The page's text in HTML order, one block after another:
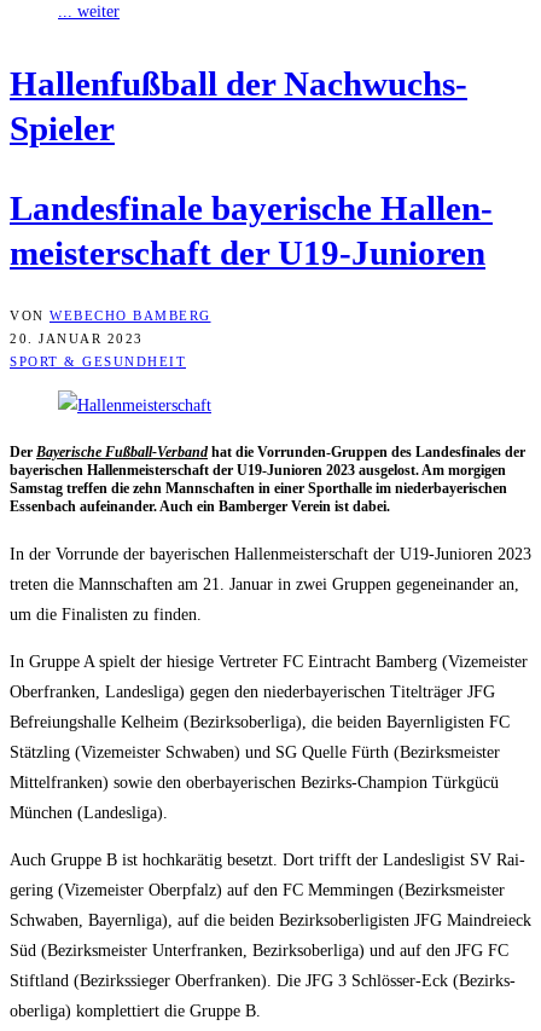
... weiter
Hal­len­fuß­ball der Nachwuchs-
Spieler
Lan­des­fi­na­le baye­ri­sche Hal­len­
meis­ter­schaft der U19-Junioren
VON WEBECHO BAMBERG
20. JANUAR 2023
SPORT & GESUNDHEIT
Der Baye­ri­sche Fuß­ball-Ver­band hat die Vor­run­den-Grup­pen des Lan­des­fi­na­les der
baye­ri­schen Hal­len­meis­ter­schaft der U19-Junio­ren 2023 aus­ge­lost. Am mor­gi­gen
Sams­tag tref­fen die zehn Mann­schaf­ten in einer Sport­hal­le im nie­der­baye­ri­schen
Essen­bach auf­ein­an­der. Auch ein Bam­ber­ger Ver­ein ist dabei.
In der Vor­run­de der baye­ri­schen Hal­len­meis­ter­schaft der U19-Junio­ren 2023
tre­ten die Mann­schaf­ten am 21. Janu­ar in zwei Grup­pen gegen­ein­an­der an,
um die Fina­lis­ten zu finden.
In Grup­pe A spielt der hie­si­ge Ver­tre­ter FC Ein­tracht Bam­berg (Vize­meis­ter
Ober­fran­ken, Lan­des­li­ga) gegen den nie­der­baye­ri­schen Titel­trä­ger JFG
Befrei­ungs­hal­le Kel­heim (Bezirks­ober­li­ga), die bei­den Bay­ern­li­gis­ten FC
Stätz­ling (Vize­meis­ter Schwa­ben) und SG Quel­le Fürth (Bezirks­meis­ter
Mit­tel­fran­ken) sowie den ober­baye­ri­schen Bezirks-Cham­pi­on Türk­gücü
Mün­chen (Lan­des­li­ga).
Auch Grup­pe B ist hoch­ka­rä­tig besetzt. Dort trifft der Lan­des­li­gist SV Rai­
ge­ring (Vize­meis­ter Ober­pfalz) auf den FC Mem­min­gen (Bezirks­meis­ter
Schwa­ben, Bay­ern­li­ga), auf die bei­den Bezirks­ober­li­gis­ten JFG Main­drei­eck
Süd (Bezirks­meis­ter Unter­fran­ken, Bezirks­ober­li­ga) und auf den JFG FC
Stift­land (Bezirks­sie­ger Ober­fran­ken). Die JFG 3 Schlös­ser-Eck (Bezirks­
ober­li­ga) kom­plet­tiert die Grup­pe B.